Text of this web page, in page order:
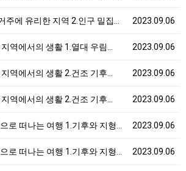
2023.09.06
주에 유리한 지역 2.인구 밀집…
2023.09.06
역에서의 생활 1.열대 우림…
2023.09.06
역에서의 생활 2.건조 기후…
2023.09.06
역에서의 생활 2.건조 기후…
2023.09.06
로 떠나는 여행 1.기후와 지형…
2023.09.06
로 떠나는 여행 1.기후와 지형…